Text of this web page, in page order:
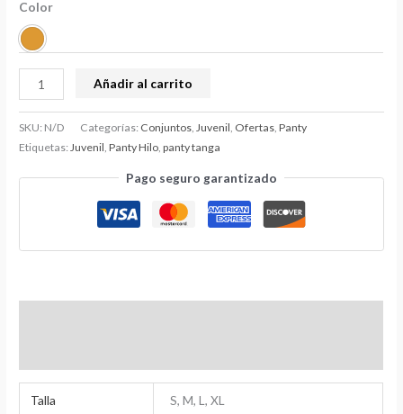
Color
Añadir al carrito
SKU: N/D Categorías: Conjuntos,Juvenil, Ofertas,Panty
Etiquetas:Juvenil,Panty Hilo,panty tanga
Pago seguro garantizado
Talla S, M, L, XL